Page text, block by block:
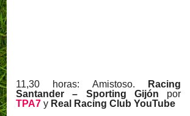
11,30 horas: Amistoso.
Racing
Santander – Sporting Gijón por
TPA7 y Real Racing Club YouTube